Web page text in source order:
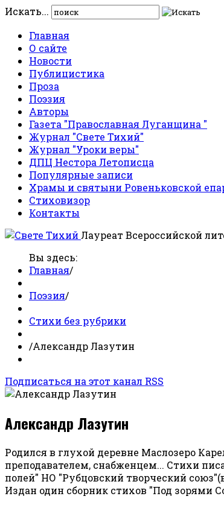
Искать...
Главная
О сайте
Новости
Публицистика
Проза
Поэзия
Авторы
Газета "Православная Луганщина "
Журнал "Свете Тихий"
Журнал "Уроки веры"
ДПЦ Нестора Летописца
Популярные записи
Храмы и святыни Ровеньковской
Стиховизор
Контакты
Лауреат Всероссийской
Вы здесь:
Главная/
Поэзия/
Стихи без рубрики
/Александр Лазутин
Подписаться на этот канал RSS
Александр Лазутин
Родился в глухой деревне Маслозеро
преподавателем, снабженцем... Стихи
полей" НО "Рубцовский творческий
Издан один сборник стихов "Под зорями